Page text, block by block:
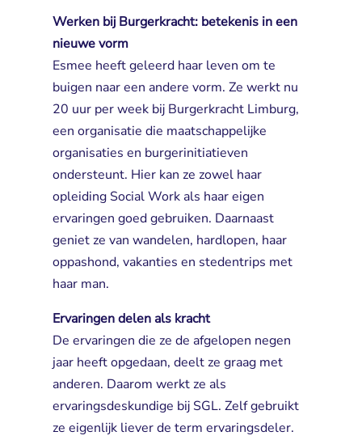
Werken bij Burgerkracht: betekenis in een
nieuwe vorm
Esmee heeft geleerd haar leven om te
buigen naar een andere vorm. Ze werkt nu
20 uur per week bij Burgerkracht Limburg,
een organisatie die maatschappelijke
organisaties en burgerinitiatieven
ondersteunt. Hier kan ze zowel haar
opleiding Social Work als haar eigen
ervaringen goed gebruiken. Daarnaast
geniet ze van wandelen, hardlopen, haar
oppashond, vakanties en stedentrips met
haar man.
Ervaringen delen als kracht
De ervaringen die ze de afgelopen negen
jaar heeft opgedaan, deelt ze graag met
anderen. Daarom werkt ze als
ervaringsdeskundige bij SGL. Zelf gebruikt
ze eigenlijk liever de term ervaringsdeler.